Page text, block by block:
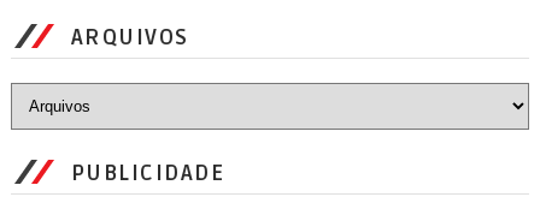
ARQUIVOS
PUBLICIDADE